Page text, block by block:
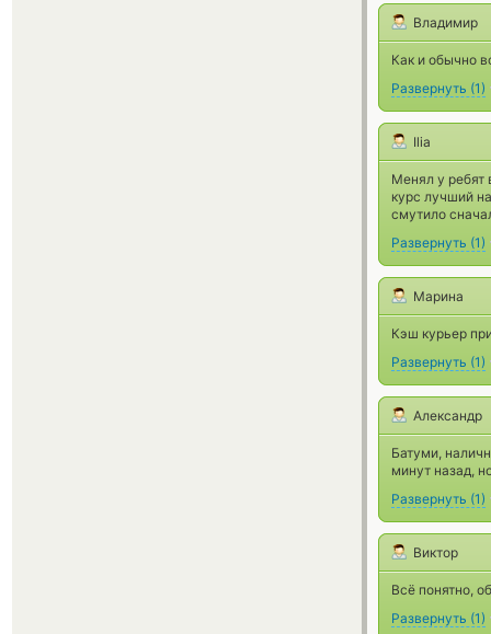
Владимир
Как и обычно
Развернуть (1)
Ilia
Менял у ребят
курс лучший
смутило
Развернуть (1)
Марина
Кэш курьер
Развернуть (1)
Александр
Батуми,
минут назад,
Развернуть (1)
Виктор
Всё понятно,
Развернуть (1)